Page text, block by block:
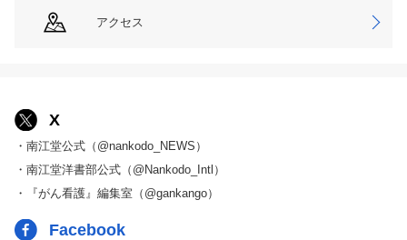
アクセス
X
・南江堂公式（@nankodo_NEWS）
・南江堂洋書部公式（@Nankodo_Intl）
・『がん看護』編集室（@gankango）
Facebook